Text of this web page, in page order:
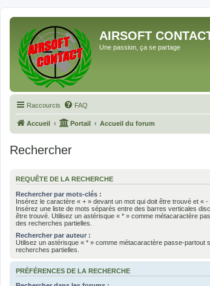
AIRSOFT
Une passion, ça se partage
Raccourcis FAQ
Accueil Portail Accueil du forum
Rechercher
REQUÊTE DE LA RECHERCHE
Rechercher par mots-clés :
Insérez le caractère « + » devant un mot qui doit être trouvé et « -
Insérez une liste de mots séparés entre des barres verticales
être trouvé. Utilisez un astérisque « * » comme métacaractère
des recherches partielles.
Rechercher par auteur :
Utilisez un astérisque « * » comme métacaractère passe-partout
recherches partielles.
PRÉFÉRENCES DE LA RECHERCHE